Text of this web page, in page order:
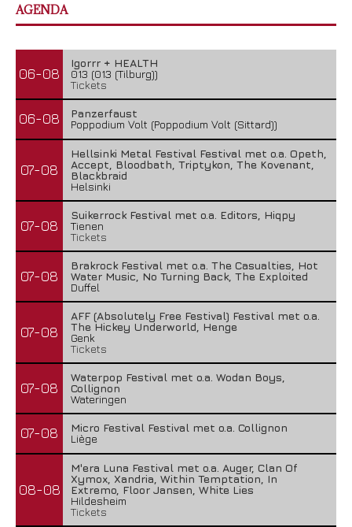
AGENDA
06-08
Igorrr + HEALTH
013 (013 (Tilburg))
Tickets
06-08
Panzerfaust
Poppodium Volt (Poppodium Volt (Sittard))
07-08
Hellsinki Metal Festival Festival met o.a. Opeth,
Accept, Bloodbath, Triptykon, The Kovenant,
Blackbraid
Helsinki
07-08
Suikerrock Festival met o.a. Editors, Hiqpy
Tienen
Tickets
07-08
Brakrock Festival met o.a. The Casualties, Hot
Water Music, No Turning Back, The Exploited
Duffel
07-08
AFF (Absolutely Free Festival) Festival met o.a.
The Hickey Underworld, Henge
Genk
Tickets
07-08
Waterpop Festival met o.a. Wodan Boys,
Collignon
Wateringen
07-08
Micro Festival Festival met o.a. Collignon
Liège
08-08
M'era Luna Festival met o.a. Auger, Clan Of
Xymox, Xandria, Within Temptation, In
Extremo, Floor Jansen, White Lies
Hildesheim
Tickets